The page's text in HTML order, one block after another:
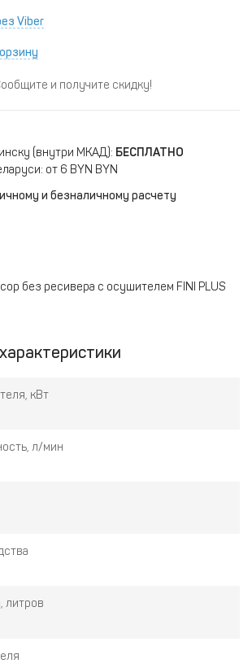
Viber
и получите скидку!
(внутри МКАД): БЕСПЛАТНО
от 6 BYN BYN
и безналичному расчету
без ресивера с осушителем FINI PLUS
кВт
л/мин
литров